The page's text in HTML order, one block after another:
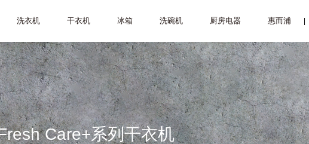
洗衣机 干衣机 冰箱 洗碗机 厨房电器 惠而浦 |
Care+系列干衣机